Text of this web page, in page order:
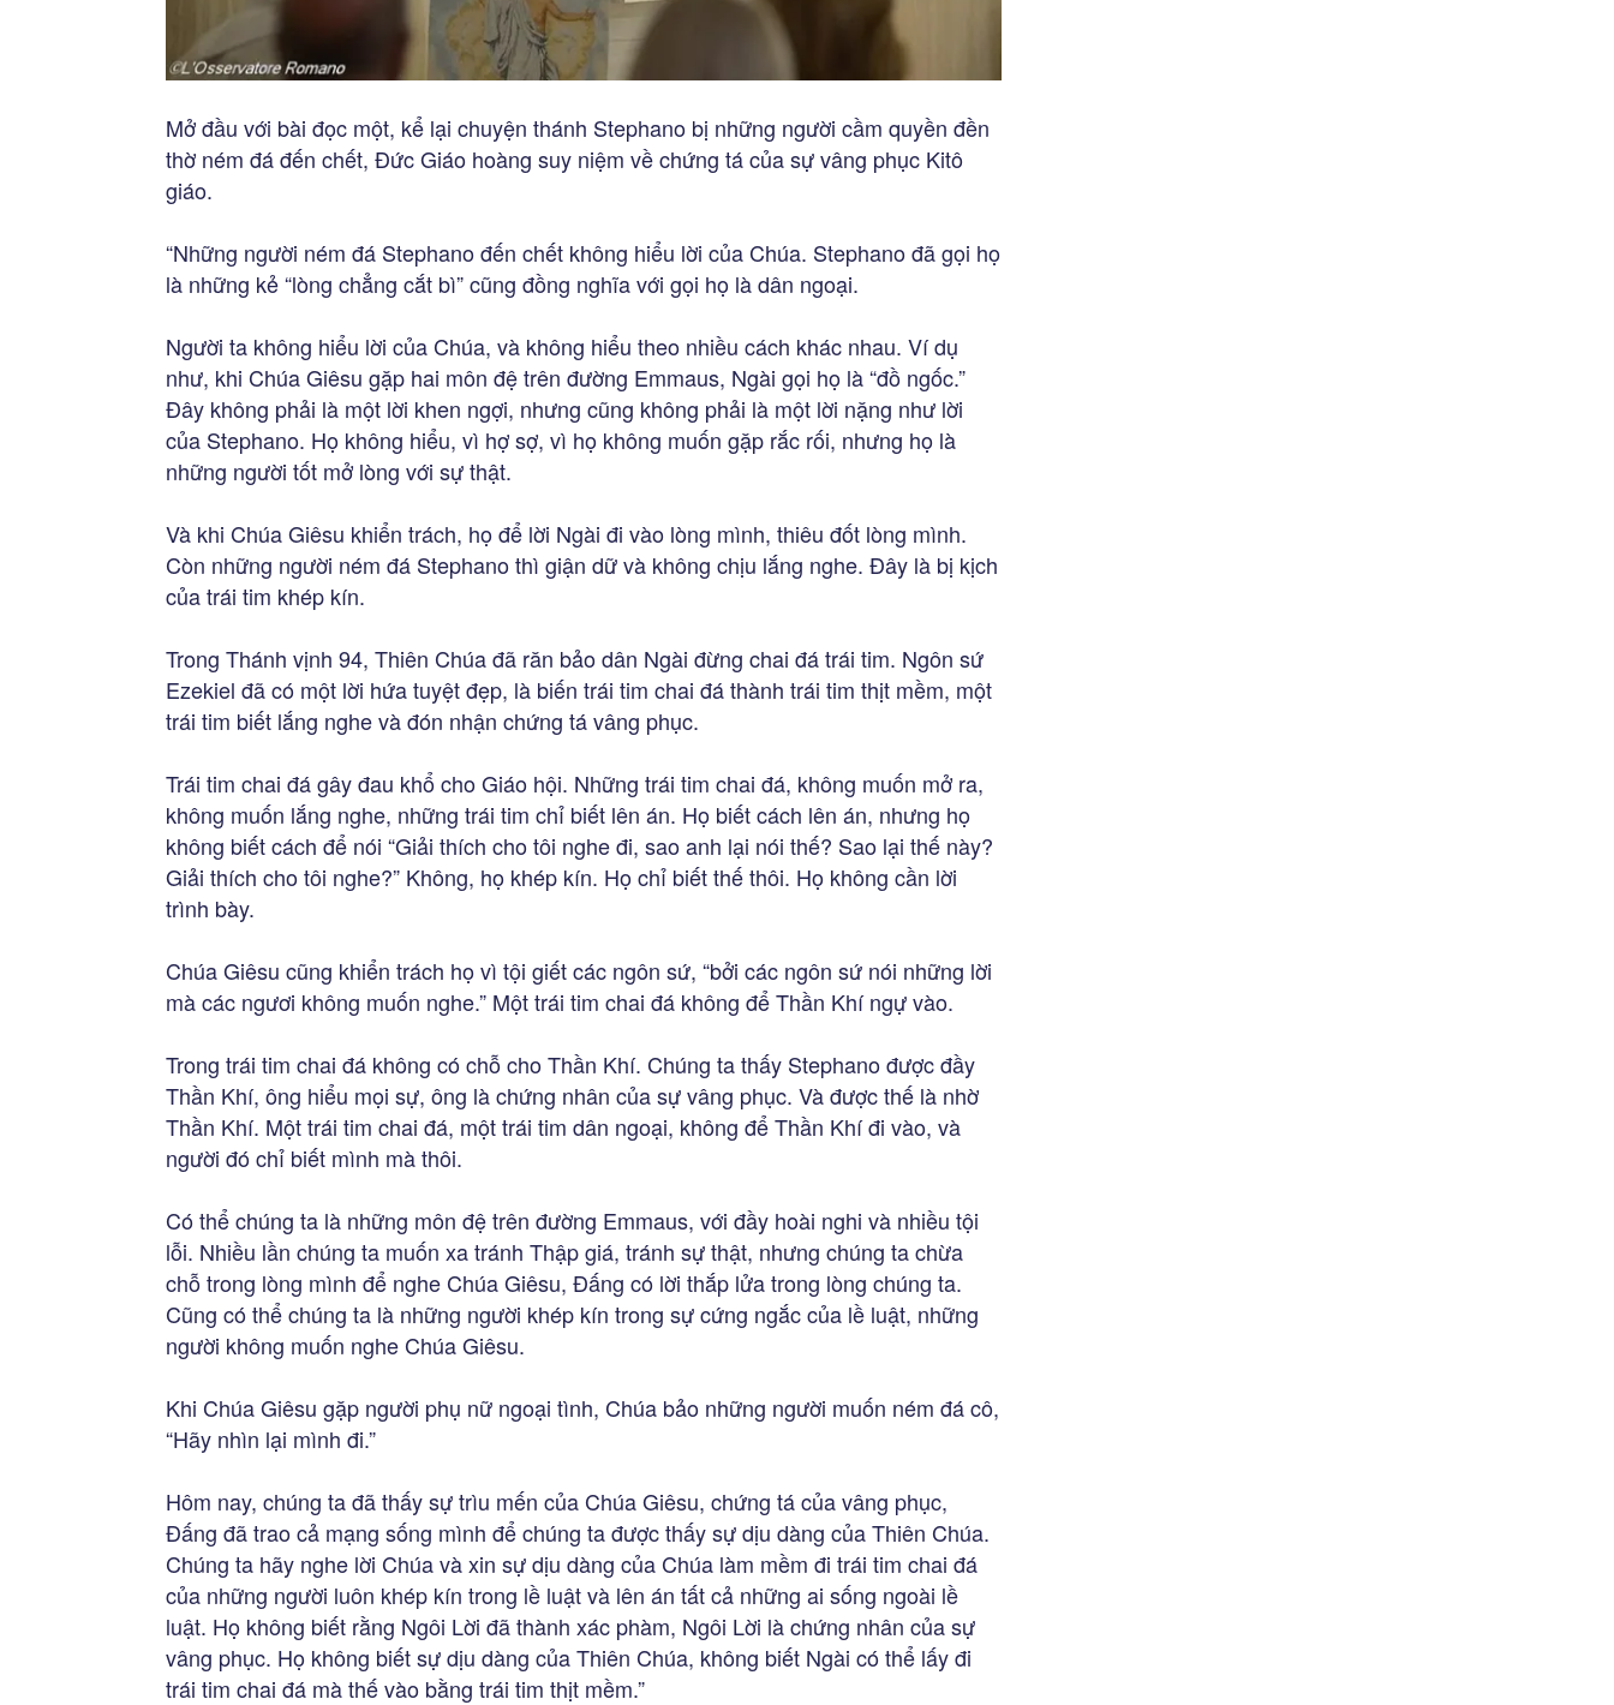
Mở đầu với bài đọc một, kể lại chuyện thánh Stephano bị những người cầm quyền đền
thờ ném đá đến chết, Đức Giáo hoàng suy niệm về chứng tá của sự vâng phục Kitô
giáo.
“Những người ném đá Stephano đến chết không hiểu lời của Chúa. Stephano đã gọi họ
là những kẻ “lòng chẳng cắt bì” cũng đồng nghĩa với gọi họ là dân ngoại.
Người ta không hiểu lời của Chúa, và không hiểu theo nhiều cách khác nhau. Ví dụ
như, khi Chúa Giêsu gặp hai môn đệ trên đường Emmaus, Ngài gọi họ là “đồ ngốc.”
Đây không phải là một lời khen ngợi, nhưng cũng không phải là một lời nặng như lời
của Stephano. Họ không hiểu, vì hợ sợ, vì họ không muốn gặp rắc rối, nhưng họ là
những người tốt mở lòng với sự thật.
Và khi Chúa Giêsu khiển trách, họ để lời Ngài đi vào lòng mình, thiêu đốt lòng mình.
Còn những người ném đá Stephano thì giận dữ và không chịu lắng nghe. Đây là bị kịch
của trái tim khép kín.
Trong Thánh vịnh 94, Thiên Chúa đã răn bảo dân Ngài đừng chai đá trái tim. Ngôn sứ
Ezekiel đã có một lời hứa tuyệt đẹp, là biến trái tim chai đá thành trái tim thịt mềm, một
trái tim biết lắng nghe và đón nhận chứng tá vâng phục.
Trái tim chai đá gây đau khổ cho Giáo hội. Những trái tim chai đá, không muốn mở ra,
không muốn lắng nghe, những trái tim chỉ biết lên án. Họ biết cách lên án, nhưng họ
không biết cách để nói “Giải thích cho tôi nghe đi, sao anh lại nói thế? Sao lại thế này?
Giải thích cho tôi nghe?” Không, họ khép kín. Họ chỉ biết thế thôi. Họ không cần lời
trình bày.
Chúa Giêsu cũng khiển trách họ vì tội giết các ngôn sứ, “bởi các ngôn sứ nói những lời
mà các ngươi không muốn nghe.” Một trái tim chai đá không để Thần Khí ngự vào.
Trong trái tim chai đá không có chỗ cho Thần Khí. Chúng ta thấy Stephano được đầy
Thần Khí, ông hiểu mọi sự, ông là chứng nhân của sự vâng phục. Và được thế là nhờ
Thần Khí. Một trái tim chai đá, một trái tim dân ngoại, không để Thần Khí đi vào, và
người đó chỉ biết mình mà thôi.
Có thể chúng ta là những môn đệ trên đường Emmaus, với đầy hoài nghi và nhiều tội
lỗi. Nhiều lần chúng ta muốn xa tránh Thập giá, tránh sự thật, nhưng chúng ta chừa
chỗ trong lòng mình để nghe Chúa Giêsu, Đấng có lời thắp lửa trong lòng chúng ta.
Cũng có thể chúng ta là những người khép kín trong sự cứng ngắc của lề luật, những
người không muốn nghe Chúa Giêsu.
Khi Chúa Giêsu gặp người phụ nữ ngoại tình, Chúa bảo những người muốn ném đá cô,
“Hãy nhìn lại mình đi.”
Hôm nay, chúng ta đã thấy sự trìu mến của Chúa Giêsu, chứng tá của vâng phục,
Đấng đã trao cả mạng sống mình để chúng ta được thấy sự dịu dàng của Thiên Chúa.
Chúng ta hãy nghe lời Chúa và xin sự dịu dàng của Chúa làm mềm đi trái tim chai đá
của những người luôn khép kín trong lề luật và lên án tất cả những ai sống ngoài lề
luật. Họ không biết rằng Ngôi Lời đã thành xác phàm, Ngôi Lời là chứng nhân của sự
vâng phục. Họ không biết sự dịu dàng của Thiên Chúa, không biết Ngài có thể lấy đi
trái tim chai đá mà thế vào bằng trái tim thịt mềm.”